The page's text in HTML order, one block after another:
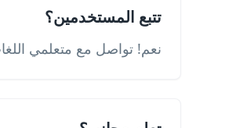
تتبع المستخدمين؟
نعم! تواصل مع متعلمي